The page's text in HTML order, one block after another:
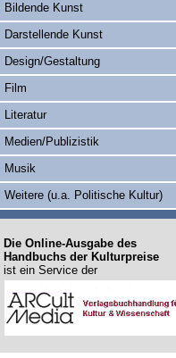
Bildende Kunst
Darstellende Kunst
Design/Gestaltung
Film
Literatur
Medien/Publizistik
Musik
Weitere (u.a. Politische Kultur)
Die Online-Ausgabe des
Handbuchs der Kulturpreise
ist ein Service der